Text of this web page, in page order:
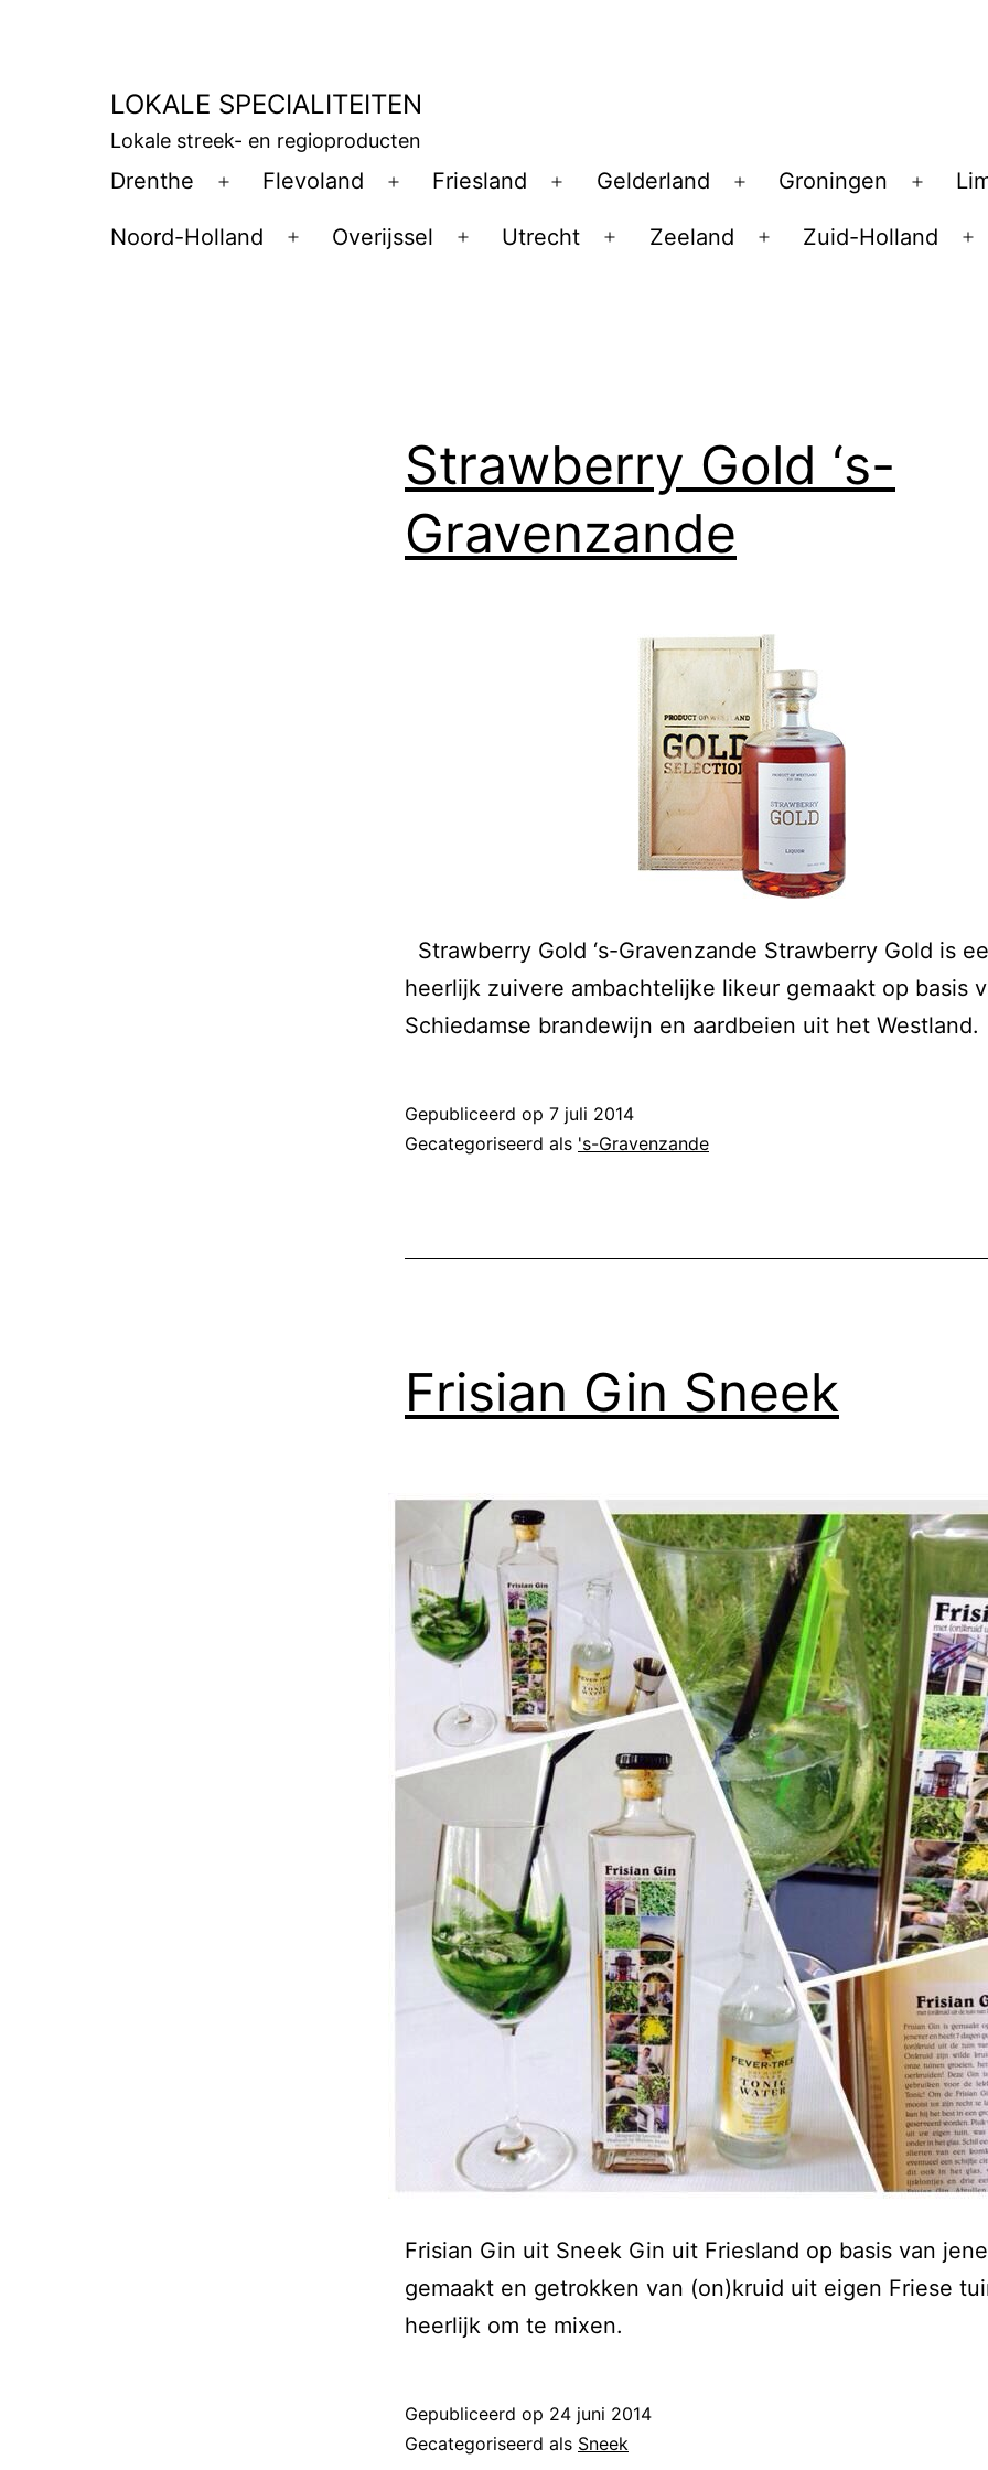
LOKALE SPECIALITEITEN
Lokale streek- en regioproducten
Drenthe
Open
menu
Flevoland
Open
menu
Friesland
Open
menu
Gelderland
Open
menu
Groningen
Open
menu
Noord-Holland
Open
Overijssel
Open
Utrecht
Open
Zeeland
Open
Zuid-Holland
Strawberry Gold ‘s-
Gravenzande
Strawberry Gold ‘s-Gravenzande Strawberry Gold is
heerlijk zuivere ambachtelijke likeur gemaakt op basis
Schiedamse brandewijn en aardbeien uit het Westland.
Gepubliceerd op 7 juli 2014
Gecategoriseerd als 's-Gravenzande
Frisian Gin Sneek
Frisian Gin uit Sneek Gin uit Friesland op basis van
gemaakt en getrokken van (on)kruid uit eigen Friese
heerlijk om te mixen.
Gepubliceerd op 24 juni 2014
Gecategoriseerd als Sneek